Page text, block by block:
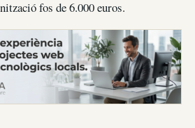
fos de 6.000 euros.